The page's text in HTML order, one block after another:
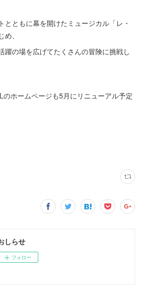
とともに幕を開けたミュージカル「レ・
、
躍の場を広げてたくさんの冒険に挑戦し
のホームページも5月にリニューアル予定
しらせ
フォロー